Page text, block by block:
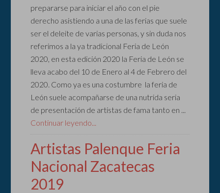
prepararse para iniciar el año con el pie
derecho asistiendo a una de las ferias que suele
ser el deleite de varias personas, y sin duda nos
referimos a la ya tradicional Feria de León
2020, en esta edición 2020 la Feria de León se
lleva acabo del 10 de Enero al 4 de Febrero del
2020. Como ya es una costumbre la feria de
León suele acompañarse de una nutrida seria
de presentación de artistas de fama tanto en ...
Continuar leyendo...
Artistas Palenque Feria
Nacional Zacatecas
2019